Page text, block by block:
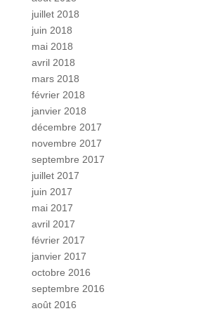
juillet 2018
juin 2018
mai 2018
avril 2018
mars 2018
février 2018
janvier 2018
décembre 2017
novembre 2017
septembre 2017
juillet 2017
juin 2017
mai 2017
avril 2017
février 2017
janvier 2017
octobre 2016
septembre 2016
août 2016